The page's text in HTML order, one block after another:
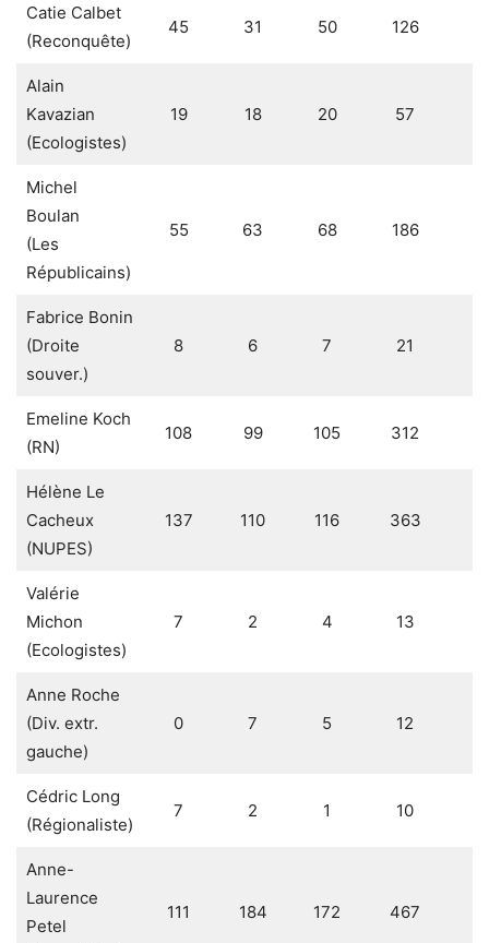
Catie Calbet
(Reconquête)
45 31 50 126
Alain
Kavazian
(Ecologistes)
19 18 20 57
Michel
Boulan
(Les
Républicains)
55 63 68 186
Fabrice Bonin
(Droite
souver.)
8 6 7 21
Emeline Koch
(RN)
108 99 105 312
Hélène Le
Cacheux
(NUPES)
137 110 116 363
Valérie
Michon
(Ecologistes)
7 2 4 13
Anne Roche
(Div. extr.
gauche)
0 7 5 12
Cédric Long
(Régionaliste)
7 2 1 10
Anne-
Laurence
Petel
111 184 172 467